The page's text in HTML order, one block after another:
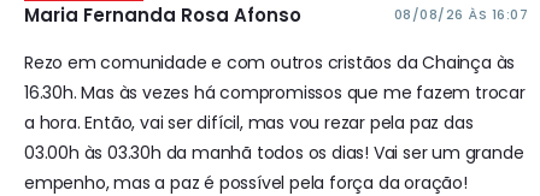
Maria Fernanda Rosa Afonso 08/08/26 ÀS 16:07
Rezo em comunidade e com outros cristãos da Chainça às
16.30h. Mas às vezes há compromissos que me fazem trocar
a hora. Então, vai ser difícil, mas vou rezar pela paz das
03.00h às 03.30h da manhã todos os dias! Vai ser um grande
empenho, mas a paz é possível pela força da oração!